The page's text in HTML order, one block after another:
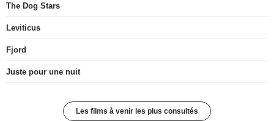
The Dog Stars
Leviticus
Fjord
Juste pour une nuit
Les films à venir les plus consultés